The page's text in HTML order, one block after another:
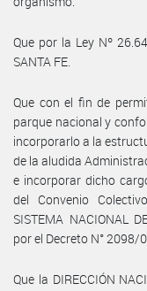
Que por la Ley Nº
SANTA FE.
Que con el fin de
parque nacional y
incorporarlo a la
de la aludida
e incorporar dicho
del Convenio
SISTEMA NACIONAL
por el Decreto N° 2098/
Que la DIRECCIÓN